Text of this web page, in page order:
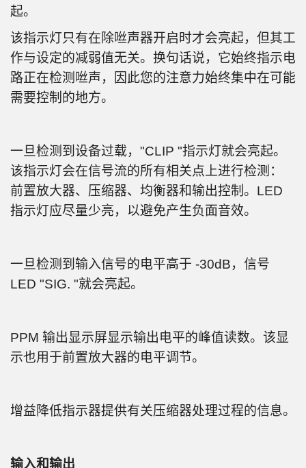
起。
该指示灯只有在除咝声器开启时才会亮起，但其工
作与设定的减弱值无关。换句话说，它始终指示电
路正在检测咝声，因此您的注意力始终集中在可能
需要控制的地方。
一旦检测到设备过载，"CLIP "指示灯就会亮起。
该指示灯会在信号流的所有相关点上进行检测：
前置放大器、压缩器、均衡器和输出控制。LED
指示灯应尽量少亮，以避免产生负面音效。
一旦检测到输入信号的电平高于 -30dB，信号
LED "SIG. "就会亮起。
PPM 输出显示屏显示输出电平的峰值读数。该显
示也用于前置放大器的电平调节。
增益降低指示器提供有关压缩器处理过程的信息。
输入和输出